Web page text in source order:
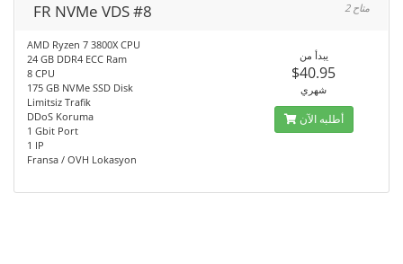
FR NVMe VDS #8 2 متاح
AMD Ryzen 7 3800X CPU
24 GB DDR4 ECC Ram
8 CPU
175 GB NVMe SSD Disk
Limitsiz Trafik
DDoS Koruma
1 Gbit Port
1 IP
Fransa / OVH Lokasyon
يبدأ من
$40.95
شهري
أطلبه الآن